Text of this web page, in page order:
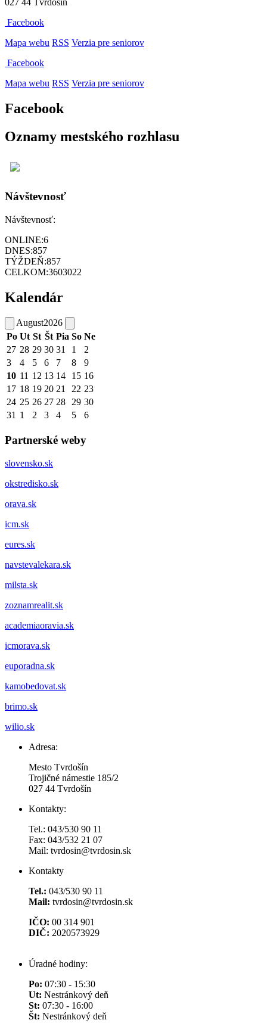
027 44 Tvrdošín
Facebook
Mapa webu RSS Verzia pre seniorov
Facebook
Mapa webu RSS Verzia pre seniorov
Facebook
Oznamy mestského rozhlasu
Návštevnosť
Návštevnosť:
ONLINE:6
DNES:857
TÝŽDEŇ:857
CELKOM:3603022
Kalendár
August2026
Po Ut St Št Pia So Ne
27 28 29 30 31 1
2
3
4 5 6 7 8
9
10 11 12 13 14 15 16
17 18 19 20 21 22 23
24 25 26 27 28 29 30
31 1 2 3 4 5 6
Partnerské weby
slovensko.sk
okstredisko.sk
orava.sk
icm.sk
eures.sk
navstevalekara.sk
milsta.sk
zoznamrealit.sk
academiaoravia.sk
icmorava.sk
euporadna.sk
kamobedovat.sk
brimo.sk
wilio.sk
Adresa:
Mesto Tvrdošín
Trojičné námestie 185/2
027 44 Tvrdošín
Kontakty:
Tel.: 043/530 90 11
Fax: 043/532 21 07
Mail: tvrdosin@tvrdosin.sk
Kontakty
Tel.: 043/530 90 11
Mail: tvrdosin@tvrdosin.sk
IČO: 00 314 901
DIČ: 2020573929
Úradné hodiny:
Po: 07:30 - 15:30
Ut: Nestránkový deň
St: 07:30 - 16:00
Št: Nestránkový deň